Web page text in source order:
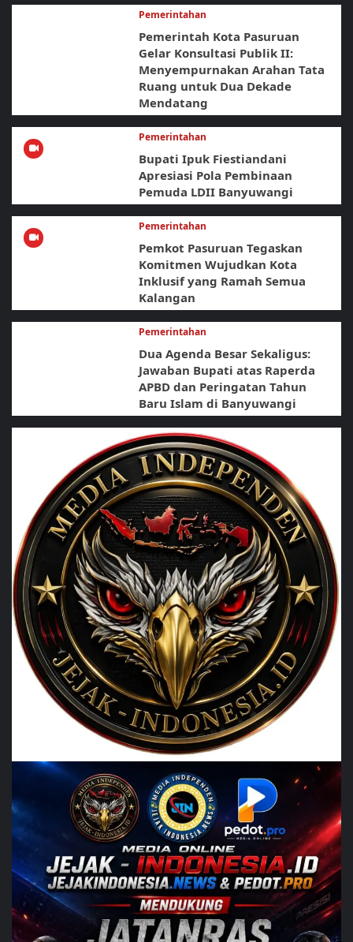
Pemerintahan
Pemerintah Kota Pasuruan
Gelar Konsultasi Publik II:
Menyempurnakan Arahan Tata
Ruang untuk Dua Dekade
Mendatang
Pemerintahan
Bupati Ipuk Fiestiandani
Apresiasi Pola Pembinaan
Pemuda LDII Banyuwangi
Pemerintahan
Pemkot Pasuruan Tegaskan
Komitmen Wujudkan Kota
Inklusif yang Ramah Semua
Kalangan
Pemerintahan
Dua Agenda Besar Sekaligus:
Jawaban Bupati atas Raperda
APBD dan Peringatan Tahun
Baru Islam di Banyuwangi